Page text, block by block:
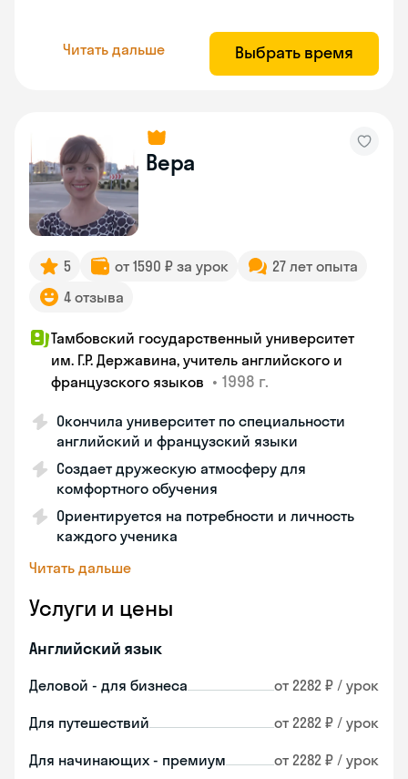
Читать дальше Выбрать время
Вера
5 от 1590 ₽ за урок
27 лет опыта
4 отзыва
Тамбовский государственный университет
им. Г.Р. Державина, учитель английского и
французского языков • 1998 г.
Окончила университет по специальности
английский и французский языки
Создает дружескую атмосферу для
комфортного обучения
Ориентируется на потребности и личность
каждого ученика
Читать дальше
Услуги и цены
Английский язык
Деловой - для бизнеса от 2282 ₽ / урок
Для путешествий от 2282 ₽ / урок
Для начинающих - премиум от 2282 ₽ / урок